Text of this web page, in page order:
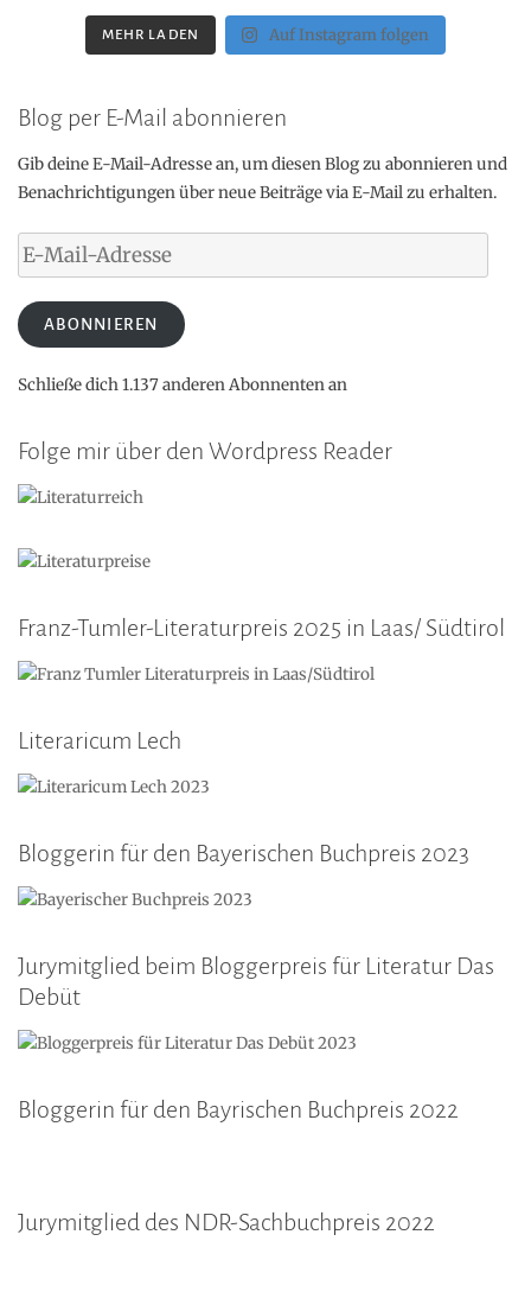
MEHR LADEN Auf Instagram folgen
Blog per E-Mail abonnieren
Gib deine E-Mail-Adresse an, um diesen Blog zu abonnieren und
Benachrichtigungen über neue Beiträge via E-Mail zu erhalten.
E-
Mail-
Adresse
ABONNIEREN
Schließe dich 1.137 anderen Abonnenten an
Folge mir über den Wordpress Reader
Franz-Tumler-Literaturpreis 2025 in Laas/ Südtirol
Literaricum Lech
Bloggerin für den Bayerischen Buchpreis 2023
Jurymitglied beim Bloggerpreis für Literatur Das
Debüt
Bloggerin für den Bayrischen Buchpreis 2022
Jurymitglied des NDR-Sachbuchpreis 2022